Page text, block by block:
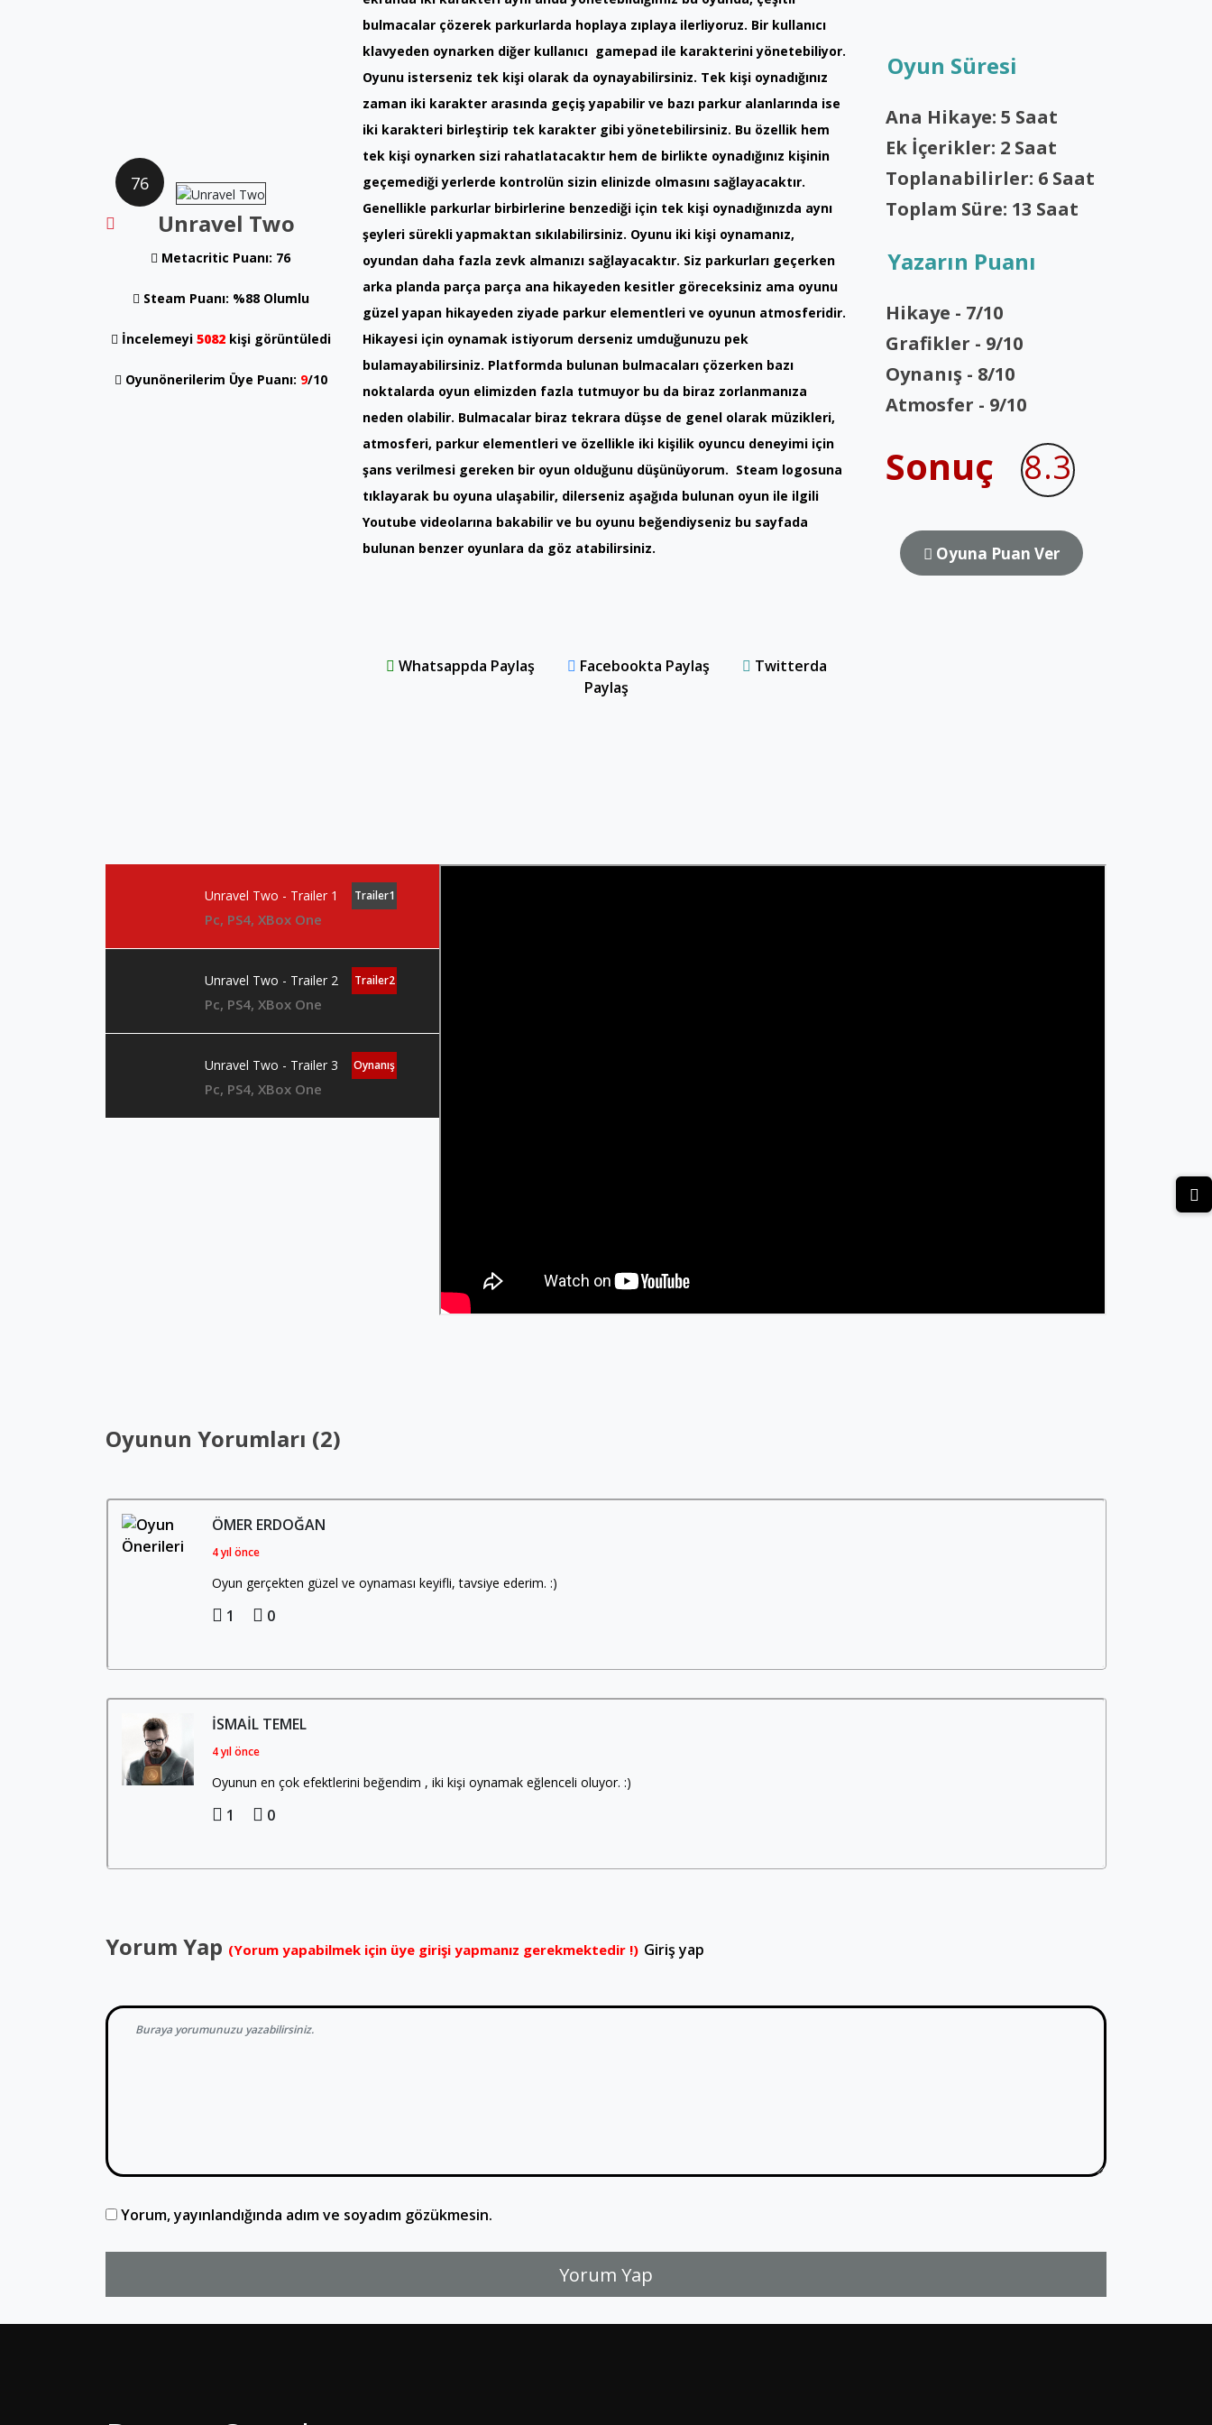
76
Unravel Two
Metacritic Puanı: 76
Steam Puanı: %88 Olumlu
İncelemeyi 5082kişi görüntüledi
Oyunönerilerim Üye Puanı: 9/10
bulmacalar çözerek parkurlarda hoplaya zıplaya ilerliyoruz. Bir kullanıcı
klavyeden oynarken diğer kullanıcı gamepad ile karakterini yönetebiliyor.
Oyunu isterseniz tek kişi olarak da oynayabilirsiniz. Tek kişi oynadığınız
zaman iki karakter arasında geçiş yapabilir ve bazı parkur alanlarında ise
iki karakteri birleştirip tek karakter gibi yönetebilirsiniz. Bu özellik hem
tek kişi oynarken sizi rahatlatacaktır hem de birlikte oynadığınız kişinin
geçemediği yerlerde kontrolün sizin elinizde olmasını sağlayacaktır.
Genellikle parkurlar birbirlerine benzediği için tek kişi oynadığınızda aynı
şeyleri sürekli yapmaktan sıkılabilirsiniz. Oyunu iki kişi oynamanız,
oyundan daha fazla zevk almanızı sağlayacaktır. Siz parkurları geçerken
arka planda parça parça ana hikayeden kesitler göreceksiniz ama oyunu
güzel yapan hikayeden ziyade parkur elementleri ve oyunun atmosferidir.
Hikayesi için oynamak istiyorum derseniz umduğunuzu pek
bulamayabilirsiniz. Platformda bulunan bulmacaları çözerken bazı
noktalarda oyun elimizden fazla tutmuyor bu da biraz zorlanmanıza
neden olabilir. Bulmacalar biraz tekrara düşse de genel olarak müzikleri,
atmosferi, parkur elementleri ve özellikle iki kişilik oyuncu deneyimi için
şans verilmesi gereken bir oyun olduğunu düşünüyorum. Steam logosuna
tıklayarak bu oyuna ulaşabilir, dilerseniz aşağıda bulunan oyun ile ilgili
Youtube videolarına bakabilir ve bu oyunu beğendiyseniz bu sayfada
bulunan benzer oyunlara da göz atabilirsiniz.
Whatsappda Paylaş Facebookta Paylaş
Twitterda
Paylaş
Oyun Süresi
Ana Hikaye: 5 Saat
Ek İçerikler: 2 Saat
Toplanabilirler: 6 Saat
Toplam Süre: 13 Saat
Yazarın Puanı
Hikaye - 7/10
Grafikler - 9/10
Oynanış - 8/10
Atmosfer - 9/10
Sonuç 8.3
Oyuna Puan Ver
Unravel Two - Trailer 1
Pc, PS4, XBox One
Trailer1
Unravel Two - Trailer 2
Pc, PS4, XBox One
Trailer2
Unravel Two - Trailer 3
Pc, PS4, XBox One
Oynanış
Oyunun Yorumları (2)
ÖMER ERDOĞAN
4 yıl önce
Oyun gerçekten güzel ve oynaması keyifli, tavsiye ederim. :)
1 0
ISMAIL TEMEL
4 yıl önce
Oyunun en çok efektlerini beğendim , iki kişi oynamak eğlenceli oluyor. :)
1 0
Yorum Yap (Yorum yapabilmek için üye girişi yapmanız gerekmektedir !) Giriş yap
Yorum, yayınlandığında adım ve soyadım gözükmesin.
Yorum Yap